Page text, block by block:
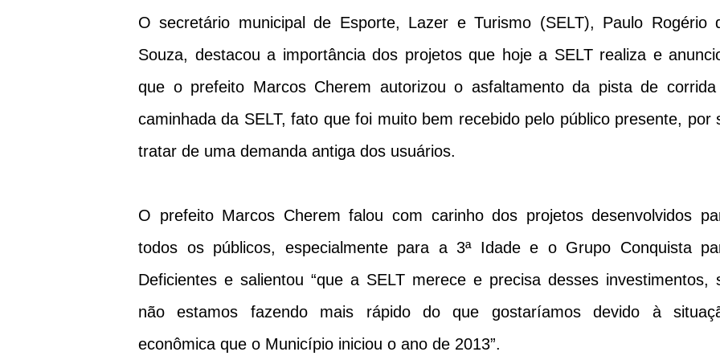
O secretário municipal de Esporte, Lazer e Turismo (SELT), Paulo Rogério
Souza, destacou a importância dos projetos que hoje a SELT realiza e
que o prefeito Marcos Cherem autorizou o asfaltamento da pista de
caminhada da SELT, fato que foi muito bem recebido pelo público presente, por
tratar de uma demanda antiga dos usuários.
O prefeito Marcos Cherem falou com carinho dos projetos desenvolvidos
todos os públicos, especialmente para a 3ª Idade e o Grupo Conquista
Deficientes e salientou “que a SELT merece e precisa desses investimentos,
não estamos fazendo mais rápido do que gostaríamos devido à
econômica que o Município iniciou o ano de 2013”.